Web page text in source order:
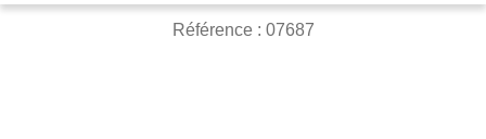
Référence : 07687